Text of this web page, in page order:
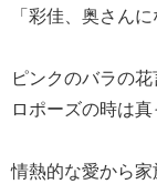
「彩佳、奥さん
ピンクのバラの
ロポーズの時は真
情熱的な愛から